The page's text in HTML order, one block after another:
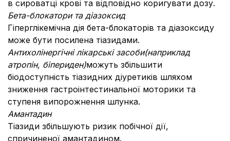
в сироватці крові та відповідно коригувати дозу.
Бета-блокатори та діазоксид
Гіперглікемічна дія бета-блокаторів та діазоксиду
може бути посилена тіазидами.
Антихолінергічні лікарські засоби(наприклад
атропін, біпериден)можуть збільшити
біодоступність тіазидних діуретиків шляхом
зниження гастроінтестинальної моторики та
ступеня випорожнення шлунка.
Амантадин
Тіазиди збільшують ризик побічної дії,
спричиненої амантадином.